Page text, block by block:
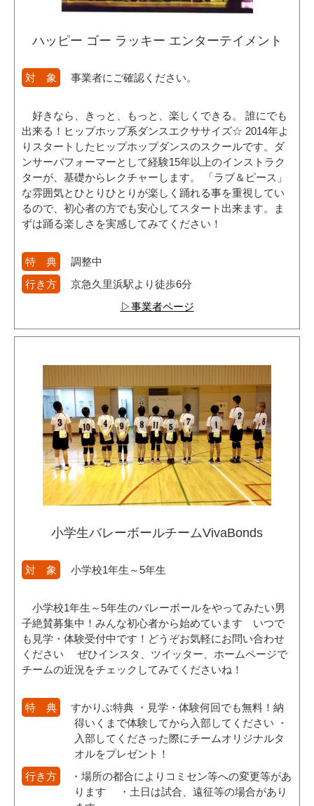
ハッピー ゴー ラッキー エンターテイメント
対 象 事業者にご確認ください。
好きなら、きっと、もっと、楽しくできる。 誰にでも
出来る！ヒップホップ系ダンスエクササイズ☆ 2014年よ
りスタートしたヒップホップダンスのスクールです。ダ
ンサーパフォーマーとして経験15年以上のインストラク
ターが、基礎からレクチャーします。 「ラブ＆ピース」
な雰囲気とひとりひとりが楽しく踊れる事を重視してい
るので、初心者の方でも安心してスタート出来ます。ま
ずは踊る楽しさを実感してみてください！
特 典
調整中
行き方
京急久里浜駅より徒歩6分
▷事業者ページ
小学生バレーボールチームVivaBonds
対 象 小学校1年生～5年生
小学校1年生～5年生のバレーボールをやってみたい男
子絶賛募集中！みんな初心者から始めています いつで
も見学・体験受付中です！どうぞお気軽にお問い合わせ
ください ぜひインスタ、ツイッター、ホームページで
チームの近況をチェックしてみてくださいね！
特 典
すかりぶ特典 ・見学・体験何回でも無料！納
得いくまで体験してから入部してください ・
入部してくださった際にチームオリジナルタ
オルをプレゼント！
行き方
・場所の都合によりコミセン等への変更等があ
ります ・土日は試合、遠征等の場合があり